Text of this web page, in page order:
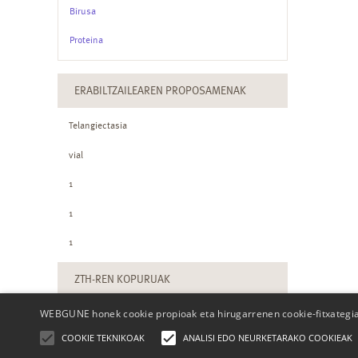
Birusa
Proteina
ERABILTZAILEAREN PROPOSAMENAK
Telangiectasia
vial
1
1
1
ZTH-REN KOPURUAK
WEBGUNE honek cookie propioak eta hirugarrenen cookie-
COOKIE TEKNIKOAK ANALISI EDO NEURKETARAKO COOKIEAK